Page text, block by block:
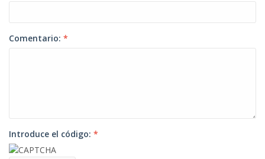
Comentario: *
Introduce el código: *